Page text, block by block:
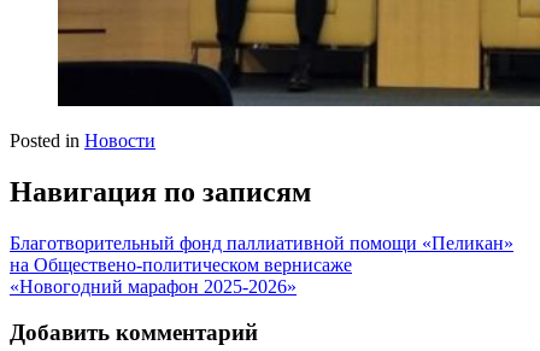
Posted in Новости
Навигация по записям
Благотворительный фонд паллиативной помощи «Пеликан»
на Обществено-политическом вернисаже
«Новогодний марафон 2025-2026»
Добавить комментарий